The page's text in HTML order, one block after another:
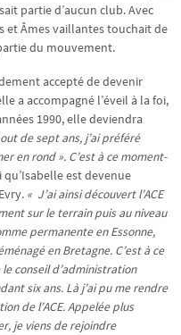
partie d’aucun club. Avec
et Âmes vaillantes touchait de
du mouvement.
accepté de devenir
a accompagné l’éveil à la foi,
1990, elle deviendra
de sept ans, j’ai préféré
en rond ». C’est à ce moment-
qu’Isabelle est devenue
« J’ai ainsi découvert l’ACE
sur le terrain puis au niveau
permanente en Essonne,
en Bretagne. C’est à ce
conseil d’administration
six ans. Là j’ai pu me rendre
de l’ACE. Appelée plus
je viens de rejoindre